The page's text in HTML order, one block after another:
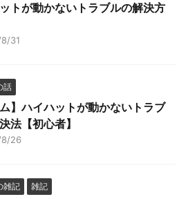
トが動かないトラブルの解決方
31
話
ム】ハイハットが動かないトラブ
法【初心者】
26
雑記 雑記